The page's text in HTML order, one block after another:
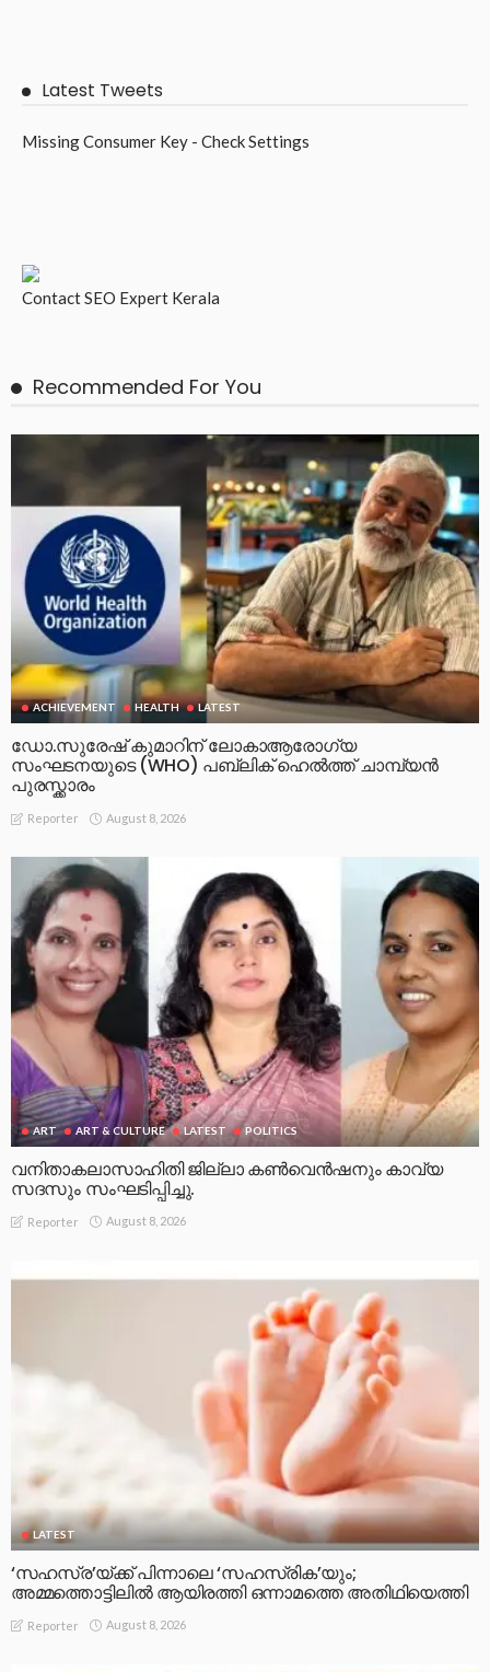
Latest Tweets
Missing Consumer Key - Check Settings
ContactSEO Expert Kerala
Recommended For You
ACHIEVEMENT HEALTH LATEST
ഡോ.സുരേഷ് കുമാറിന് ലോകാആരോഗ്യ
സംഘടനയുടെ (WHO) പബ്ലിക് ഹെൽത്ത് ചാമ്പ്യൻ
പുരസ്ക്കാരം
Reporter August 8, 2026
ART ART & CULTURE LATEST POLITICS
വനിതാകലാസാഹിതി ജില്ലാ കൺവെൻഷനും കാവ്യ
സദസും സംഘടിപ്പിച്ചു.
Reporter August 8, 2026
LATEST
‘സഹസ്ര’യ്ക്ക് പിന്നാലെ ‘സഹസ്രിക’യും;
അമ്മത്തൊട്ടിലിൽ ആയിരത്തി ഒന്നാമത്തെ അതിഥിയെത്തി
Reporter August 8, 2026